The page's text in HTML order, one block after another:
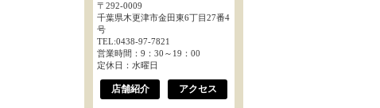
〒292-0009
千葉県木更津市金田東6丁目27番4
号
TEL:0438-97-7821
営業時間：9：30～19：00
定休日：水曜日
店舗紹介 アクセス